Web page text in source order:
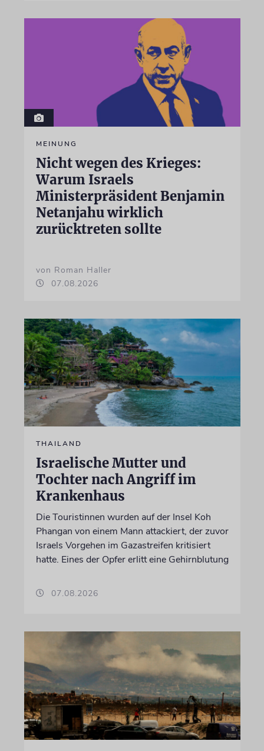
MEINUNG
Nicht wegen des Krieges:
Warum Israels
Ministerpräsident Benjamin
Netanjahu wirklich
zurücktreten sollte
von Roman Haller
07.08.2026
THAILAND
Israelische Mutter und
Tochter nach Angriff im
Krankenhaus
Die Touristinnen wurden auf der Insel Koh
Phangan von einem Mann attackiert, der zuvor
Israels Vorgehen im Gazastreifen kritisiert
hatte. Eines der Opfer erlitt eine Gehirnblutung
07.08.2026